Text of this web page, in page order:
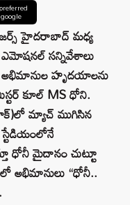
హైదరాబాద్ మధ్య
సన్నివేశాలు
హృదయాలను
కూల్ MS ధోని.
మ్యాచ్ ముగిసిన
ధోనీ మైదానం చుట్టూ
అభిమానులు “ధోనీ..